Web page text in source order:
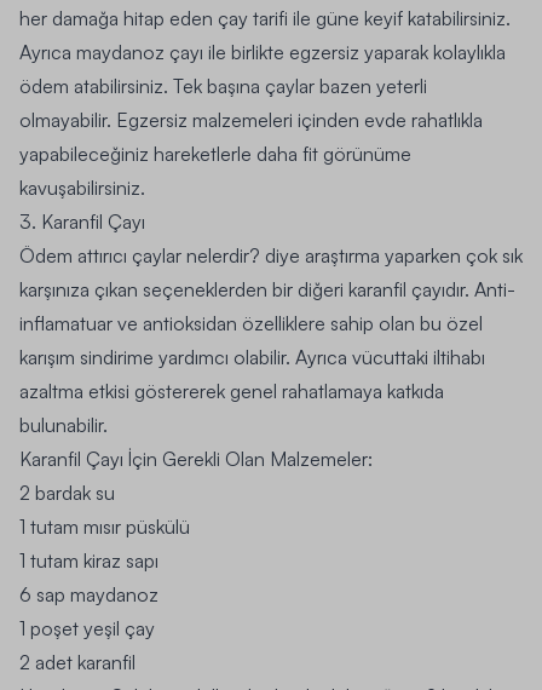
her damağa hitap eden çay tarifi ile güne keyif katabilirsiniz.
Ayrıca maydanoz çayı ile birlikte egzersiz yaparak kolaylıkla
ödem atabilirsiniz. Tek başına çaylar bazen yeterli
olmayabilir. Egzersiz malzemeleri içinden evde rahatlıkla
yapabileceğiniz hareketlerle daha fit görünüme
kavuşabilirsiniz.
3. Karanfil Çayı
Ödem attırıcı çaylar nelerdir? diye araştırma yaparken çok sık
karşınıza çıkan seçeneklerden bir diğeri karanfil çayıdır. Anti-
inflamatuar ve antioksidan özelliklere sahip olan bu özel
karışım sindirime yardımcı olabilir. Ayrıca vücuttaki iltihabı
azaltma etkisi göstererek genel rahatlamaya katkıda
bulunabilir.
Karanfil Çayı İçin Gerekli Olan Malzemeler:
2 bardak su
1 tutam mısır püskülü
1 tutam kiraz sapı
6 sap maydanoz
1 poşet yeşil çay
2 adet karanfil